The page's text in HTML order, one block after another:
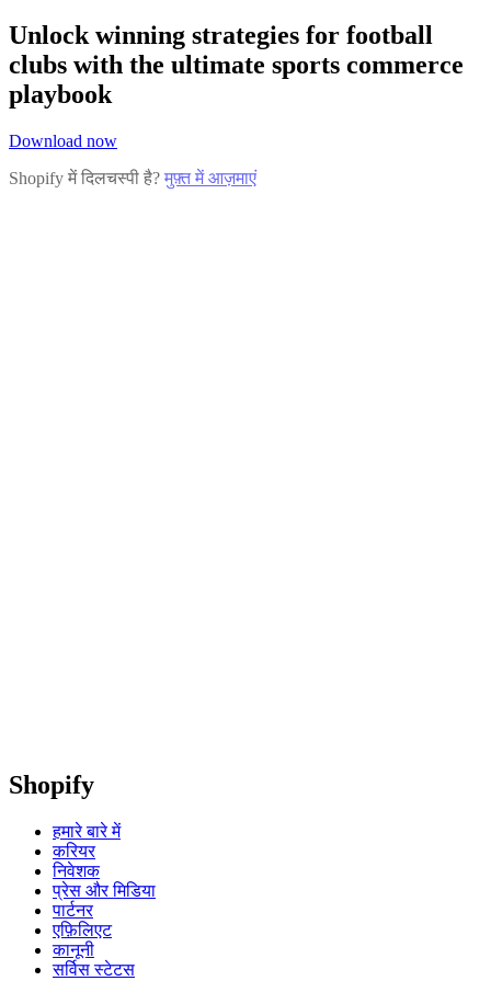
Unlock winning strategies for football
clubs with the ultimate sports commerce
playbook
Download now
Shopify में दिलचस्पी है? मुफ़्त में आज़माएं
Shopify
हमारे बारे में
करियर
निवेशक
प्रेस और मिडिया
पार्टनर
एफ़िलिएट
कानूनी
सर्विस स्टेटस